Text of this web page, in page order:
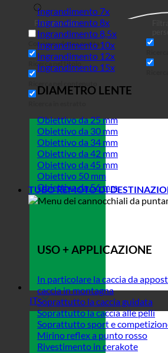
Filtri generici
Corrispondenza esatta
Ricerca nel titolo
IT
Ingrandimento 7x
Ingrandimento 8x
Ingrandimento 8,5x
Ingrandimento 10x
Ingrandimento 12x
Ingrandimento 15x
DIAMETRO LENTE
Obiettivo da 25 mm
Obiettivo da 30 mm
Obiettivo da 34 mm
Obiettivo da 42 mm
Obiettivo da 45 mm
Obiettivo 50 mm
Obiettivo da 56 mm
TUBO REMOTO DI
USO + APPLICAZIONE
In particolare la caccia da
caccia in montagna
Soprattutto la caccia guidata
Soprattutto la caccia alle pelli
Soprattutto sport e
Mirino reflex a punto rosso
Rivestimento in cerakote